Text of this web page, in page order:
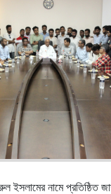
ইসলামের নামে প্রতিষ্ঠিত